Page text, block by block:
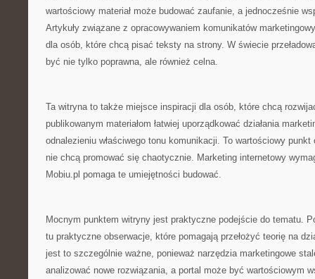
wartościowy materiał może budować zaufanie, a jednocześnie
Artykuły związane z opracowywaniem komunikatów
dla osób, które chcą pisać teksty na strony. W świecie
być nie tylko poprawna, ale również celna.
Ta witryna to także miejsce inspiracji dla osób, które chcą
publikowanym materiałom łatwiej uporządkować działania
odnalezieniu właściwego tonu komunikacji. To wartościowy
nie chcą promować się chaotycznie. Marketing internetowy
Mobiu.pl pomaga te umiejętności budować.
Mocnym punktem witryny jest praktyczne podejście do tematu.
tu praktyczne obserwacje, które pomagają przełożyć teorię na
jest to szczególnie ważne, ponieważ narzędzia marketingowe
analizować nowe rozwiązania, a portal może być wartościowym